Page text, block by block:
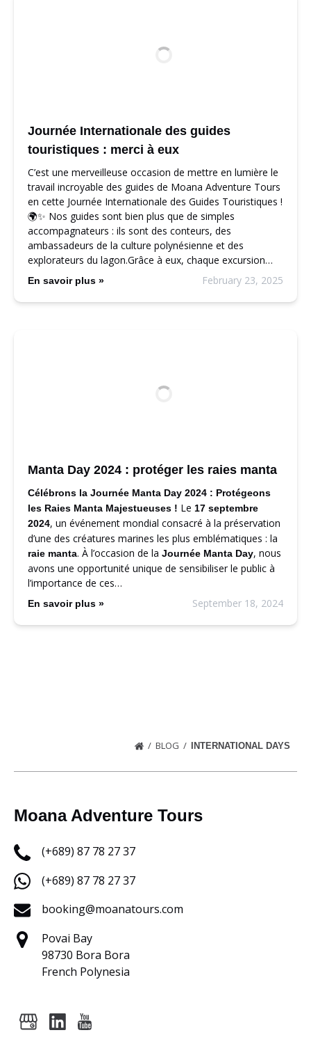
Journée Internationale des guides
touristiques : merci à eux
C’est une merveilleuse occasion de mettre en lumière le
travail incroyable des guides de Moana Adventure Tours
en cette Journée Internationale des Guides Touristiques !
🌍✨ Nos guides sont bien plus que de simples
accompagnateurs : ils sont des conteurs, des
ambassadeurs de la culture polynésienne et des
explorateurs du lagon.Grâce à eux, chaque excursion…
En savoir plus » February 23, 2025
Manta Day 2024 : protéger les raies manta
Célébrons la Journée Manta Day 2024 : Protégeons
les Raies Manta Majestueuses ! Le 17 septembre
2024, un événement mondial consacré à la préservation
d’une des créatures marines les plus emblématiques : la
raie manta. À l’occasion de la Journée Manta Day, nous
avons une opportunité unique de sensibiliser le public à
l’importance de ces…
En savoir plus » September 18, 2024
BLOG INTERNATIONAL DAYS
Moana Adventure Tours
(+689) 87 78 27 37
(+689) 87 78 27 37
booking@moanatours.com
Povai Bay
98730 Bora Bora
French Polynesia